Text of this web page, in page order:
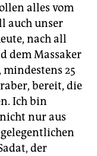
alles vom
auch unser
nach all
dem Massaker
mindestens 25
bereit, die
Ich bin
nur aus
der